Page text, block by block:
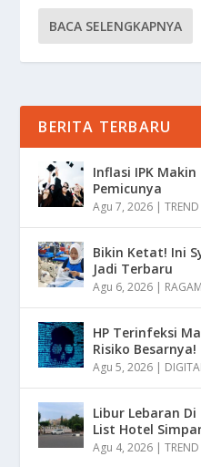
BACA SELENGKAPNYA
BERITA TERBARU
Inflasi IPK
Pemicunya
Agu 7, 2026 |TREND
Bikin Ketat! Ini
Jadi Terbaru
Agu 6, 2026 | RAGAM
HP Terinfeksi
Risiko Besarnya!
Agu 5, 2026 |
Libur Lebaran
List Hotel
Agu 4, 2026 |TREND